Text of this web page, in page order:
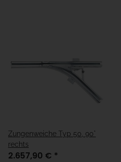
Zungenweiche Typ 50, 90°
rechts
2.657,90 € *